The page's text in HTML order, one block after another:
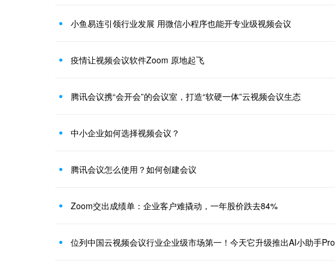
小鱼易连引领行业发展 用微信小程序也能开专业级视频会议
疫情让视频会议软件Zoom 原地起飞
腾讯会议携“会开会”的会议室，打造“软硬一体”云视频会议生态
中小企业如何选择视频会议？
腾讯会议怎么使用？如何创建会议
Zoom交出成绩单：企业客户难撬动，一年股价跌去84%
位列中国云视频会议行业企业级市场第一！今天它升级推出AI小助手Pro